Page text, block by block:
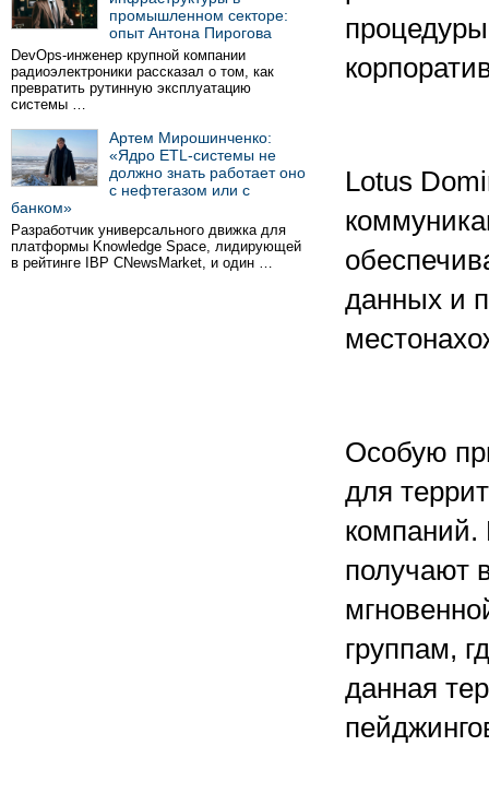
промышленном секторе:
опыт Антона Пирогова
DevOps-инженер крупной компании
радиоэлектроники рассказал о том, как
превратить рутинную эксплуатацию
системы …
Артем Мирошинченко:
«Ядро ETL-системы не
должно знать работает оно
с нефтегазом или с
банком»
Разработчик универсального движка для
платформы Knowledge Space, лидирующей
в рейтинге IBP CNewsMarket, и один …
Lotus
данных и
Особую
для
компаний.
получают
группам,
данная